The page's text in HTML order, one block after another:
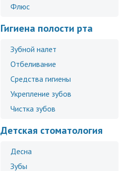
Флюс
Гигиена полости рта
Зубной налет
Отбеливание
Средства гигиены
Укрепление зубов
Чистка зубов
Детская стоматология
Десна
Зубы